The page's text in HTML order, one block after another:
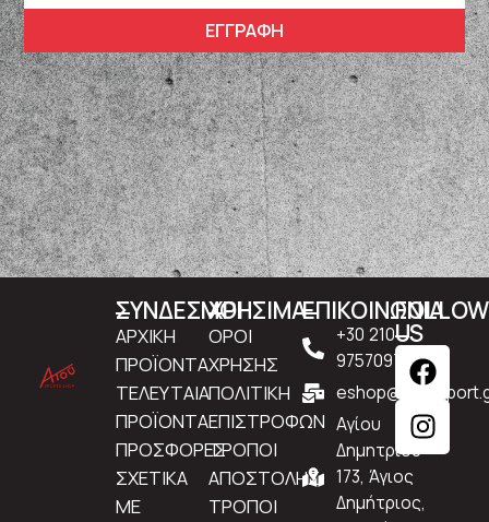
ΕΓΓΡΑΦΗ
ΣΥΝΔΕΣΜΟΙ
ΑΡΧΙΚΗ
ΠΡΟΪΟΝΤΑ
ΤΕΛΕΥΤΑΙΑ
ΠΡΟΪΟΝΤΑ
ΠΡΟΣΦΟΡΕΣ
ΣΧΕΤΙΚΑ
ΜΕ
ΧΡΗΣΙΜΑ
ΟΡΟΙ
ΧΡΗΣΗΣ
ΠΟΛΙΤΙΚΗ
ΕΠΙΣΤΡΟΦΩΝ
ΤΡΟΠΟΙ
ΑΠΟΣΤΟΛΗΣ
ΤΡΟΠΟΙ
ΕΠΙΚΟΙΝΩΝΙΑ
+30 210
9757097
Αγίου
Δημητρίου
173, Άγιος
Δημήτριος,
FOLLOW
US